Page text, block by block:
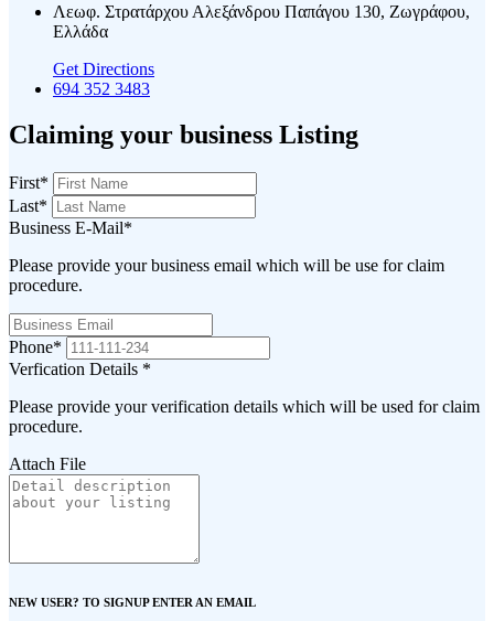
Λεωφ. Στρατάρχου Αλεξάνδρου Παπάγου 130, Ζωγράφου,
Ελλάδα
Get Directions
694 352 3483
Claiming your business Listing
First*
Last*
Business E-Mail*
Please provide your business email which will be use for claim
procedure.
Phone*
Verfication Details *
Please provide your verification details which will be used for claim
procedure.
Attach File
NEW USER? TO SIGNUP ENTER AN EMAIL